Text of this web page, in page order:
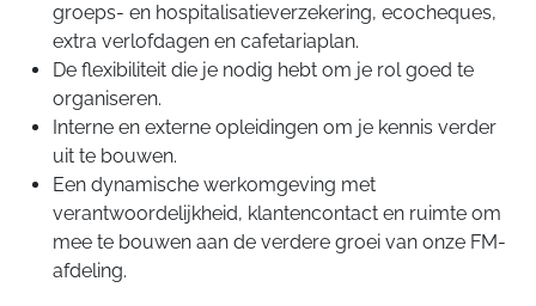
groeps- en hospitalisatieverzekering, ecocheques,
extra verlofdagen en cafetariaplan.
De flexibiliteit die je nodig hebt om je rol goed te
organiseren.
Interne en externe opleidingen om je kennis verder
uit te bouwen.
Een dynamische werkomgeving met
verantwoordelijkheid, klantencontact en ruimte om
mee te bouwen aan de verdere groei van onze FM-
afdeling.